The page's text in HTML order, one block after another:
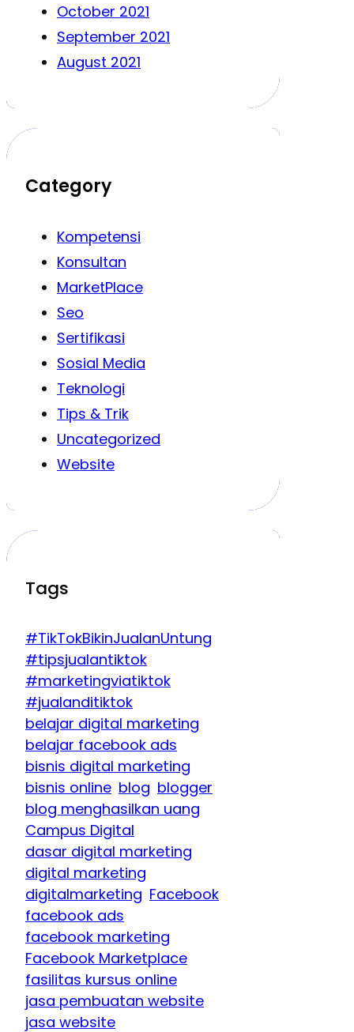
October 2021
September 2021
August 2021
Category
Kompetensi
Konsultan
MarketPlace
Seo
Sertifikasi
Sosial Media
Teknologi
Tips & Trik
Uncategorized
Website
Tags
#TikTokBikinJualanUntung
#tipsjualantiktok
#marketingviatiktok
#jualanditiktok
belajar digital marketing
belajar facebook ads
bisnis digital marketing
bisnis online blog blogger
blog menghasilkan uang
Campus Digital
dasar digital marketing
digital marketing
digitalmarketing Facebook
facebook ads
facebook marketing
Facebook Marketplace
fasilitas kursus online
jasa pembuatan website
jasa website